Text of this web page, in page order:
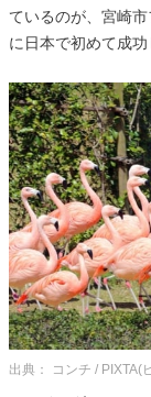
ているのが、宮崎
に日本で初めて成功
出典： コンチ / PIXTA(